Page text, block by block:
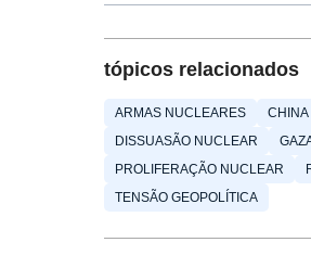
tópicos relacionados
ARMAS NUCLEARES CHINA
DISSUASÃO NUCLEAR
PROLIFERAÇÃO NUCLEAR
TENSÃO GEOPOLÍTICA